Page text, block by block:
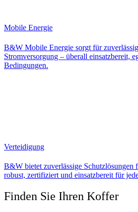
Mobile Energie
B&W Mobile Energie sorgt für
Stromversorgung – überall einsatzbereit,
Bedingungen.
Verteidigung
B&W bietet zuverlässige Schutzlösungen
robust, zertifiziert und einsatzbereit für
Finden Sie Ihren Koffer